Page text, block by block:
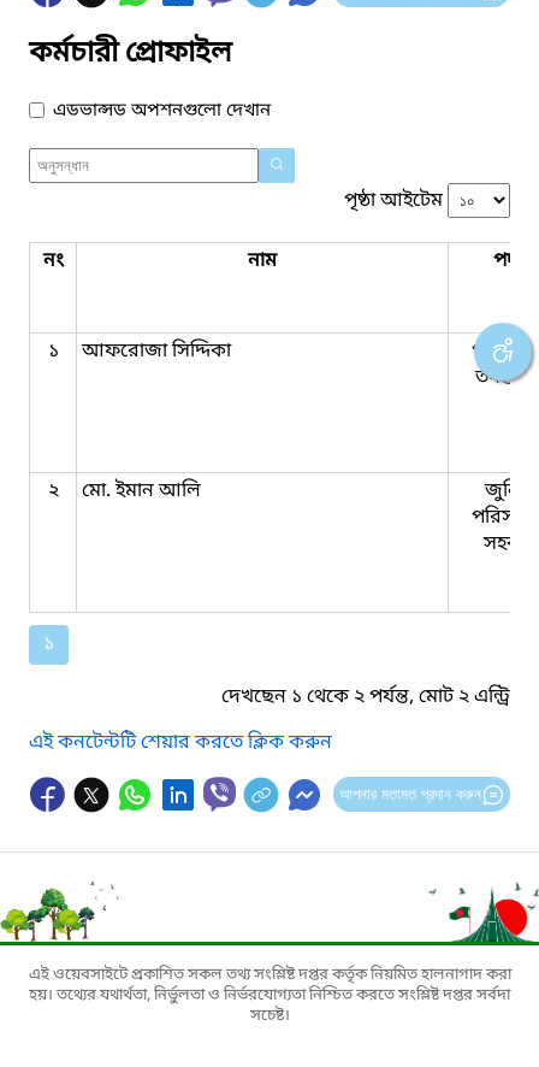
কর্মচারী প্রোফাইল
এডভান্সড অপশনগুলো দেখান
পৃষ্ঠা আইটেম
নং নাম পদবি
১ আফরোজা সিদ্দিকা
২ মো. ইমান আলি
১
দেখছেন ১ থেকে ২ পর্যন্ত, মোট ২ এন্ট্রি
এই কনটেন্টটি শেয়ার করতে ক্লিক করুন
আপনার মতামত প্রদান করুন
এই ওয়েবসাইটে প্রকাশিত সকল তথ্য সংশ্লিষ্ট দপ্তর কর্তৃক নিয়মিত হালনাগাদ করা
হয়। তথ্যের যথার্থতা, নির্ভুলতা ও নির্ভরযোগ্যতা নিশ্চিত করতে সংশ্লিষ্ট দপ্তর সর্বদা
সচেষ্ট।